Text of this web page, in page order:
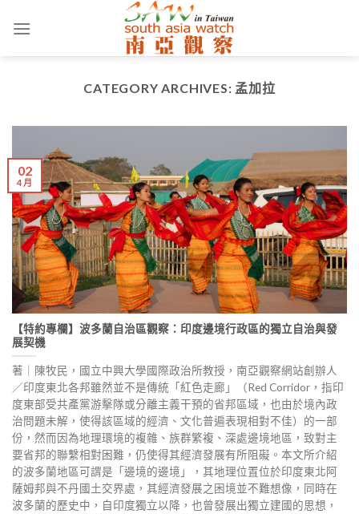
CATEGORY ARCHIVES: 孟加拉
【特約專欄】波多蘭自治區觀察：印度邊境行政區的獨立自治與發
展契機
著｜陳牧民，國立中興大學國際政治所教授，南亞觀察網站創辦人
／印度東北各邦雖然並不是傳統「紅色走廊」（Red Corridor，指印
度東部受共產黨游擊隊或分離主義干預的省邦區域，也由於境內政
治問題未解，使得該區域的經濟、文化普遍表現相對不佳）的一部
份，然而因為地理環境的複雜、族群繁複、深處邊境地區，致對主
要省邦的聯繫相對困難，仍使得其經濟發展有所阻礙。本文所介紹
的波多蘭地區可謂是「邊境的邊境」，其地理位置位於印度東北阿
薩姆邦與不丹國土交界處，其經濟發展之困境並不難想像，同時在
波多蘭的歷史中，自印度獨立以降，也曾發展出獨立建國的思想，
02
4 月